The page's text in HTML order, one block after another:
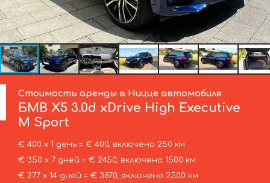
Стоимость аренды в Ницце автомобиля
БМВ X5 3.0d xDrive High Executive
M Sport
€ 400 х 1 день = € 400, включено 250 км
€ 350 х 7 дней = € 2450, включено 1500 км
€ 277 х 14 дней = € 3870, включено 2500 км